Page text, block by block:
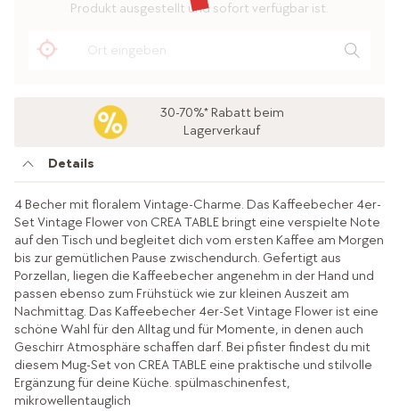
Produkt ausgestellt und sofort verfügbar ist.
30-70%* Rabatt beim
Lagerverkauf
Details
4 Becher mit floralem Vintage-Charme. Das Kaffeebecher 4er-
Set Vintage Flower von CREA TABLE bringt eine verspielte Note
auf den Tisch und begleitet dich vom ersten Kaffee am Morgen
bis zur gemütlichen Pause zwischendurch. Gefertigt aus
Porzellan, liegen die Kaffeebecher angenehm in der Hand und
passen ebenso zum Frühstück wie zur kleinen Auszeit am
Nachmittag. Das Kaffeebecher 4er-Set Vintage Flower ist eine
schöne Wahl für den Alltag und für Momente, in denen auch
Geschirr Atmosphäre schaffen darf. Bei pfister findest du mit
diesem Mug-Set von CREA TABLE eine praktische und stilvolle
Ergänzung für deine Küche. spülmaschinenfest,
mikrowellentauglich